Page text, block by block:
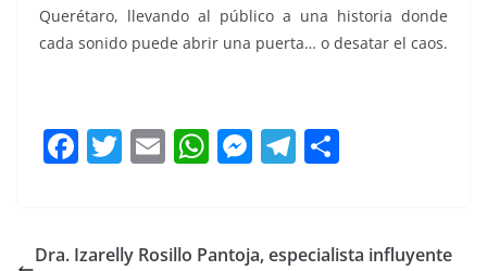
Querétaro, llevando al público a una historia donde
cada sonido puede abrir una puerta… o desatar el caos.
F
e
T
er
E
l
W
s
M
e
T
gr p
Dra. Izarelly Rosillo Pantoja, especialista influyente